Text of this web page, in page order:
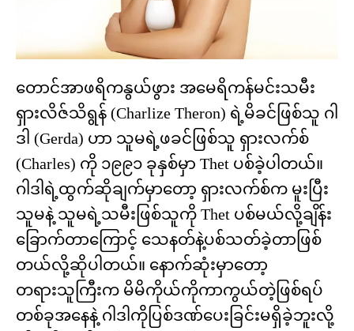
တောင်အာဖရိကနွယ်ဖွား အမေရိကန်မင်းသမီး
ရှားလိဇ်သိရွန် (Charlize Theron) ရဲ့မိခင်ဖြစ်သူ ဂါ
ဒါ (Gerda) ဟာ သူမရဲ့ဖခင်ဖြစ်သူ ရှားလက်စ်
(Charles) ကို ၁၉၉၁ ခုနှစ်မှာ Thet ပစ်ခဲ့ပါတယ်။
ဂါဒါရဲ့ထွက်ဆိုချက်မှာတော့ ရှားလက်စ်က မူးပြီး
သူမနဲ့ သူမရဲ့သမီးဖြစ်သူကို Thet ပစ်မယ်လို့ချိန်း
ခြောက်တာကြောင့် သေနတ်နဲ့ပစ်သတ်ခဲ့တာဖြစ်
တယ်လို့ဆိုပါတယ်။ နောက်ဆုံးမှာတော့
တရားသူကြီးက မိမိကိုယ်ကိုကာကွယ်တဲ့ဖြစ်ရပ်
တစ်ခုအနေနဲ့ ဂါဒါကိုပြစ်ဒဏ်ပေးခြင်းမရှိခဲ့ဘူးလို့